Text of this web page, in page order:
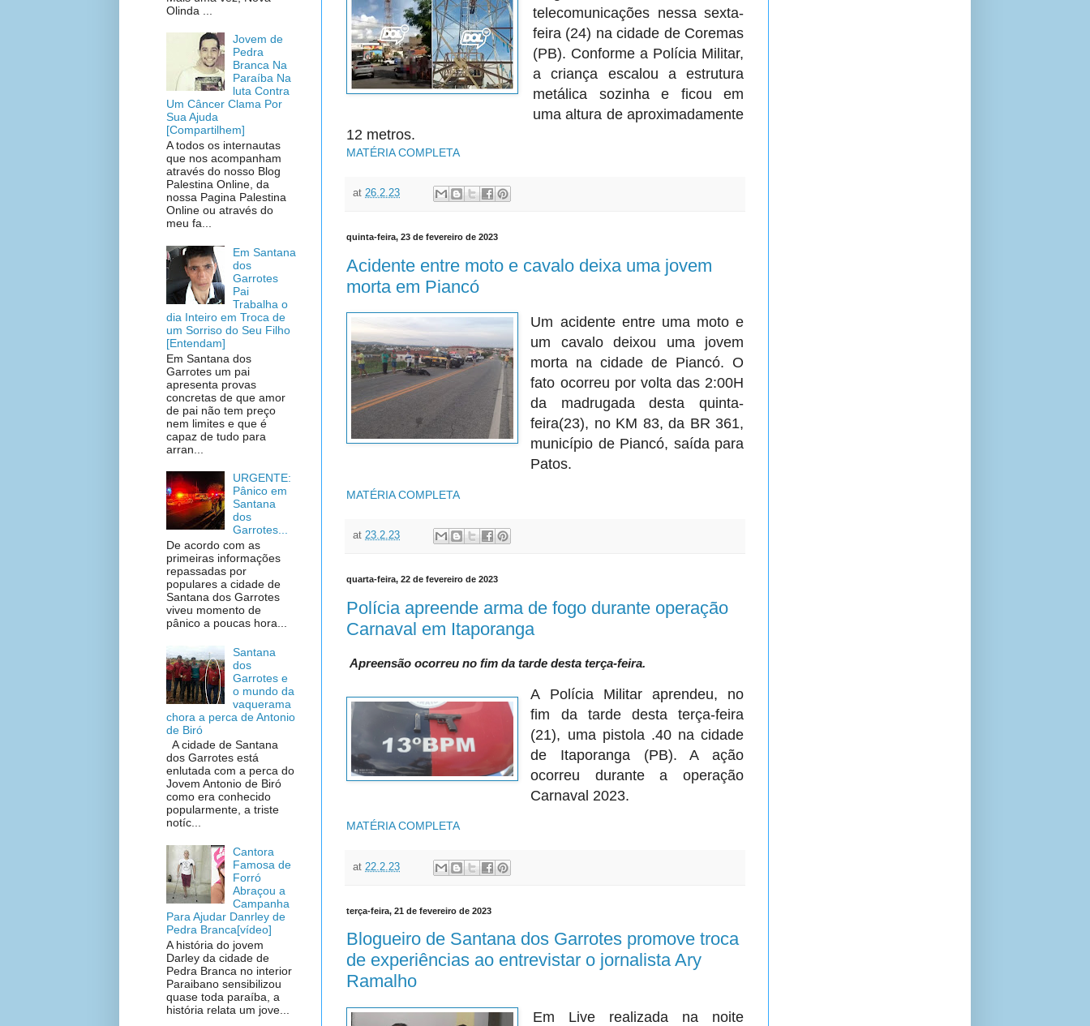
telecomunicações nessa sexta-
feira (24) na cidade de Coremas
(PB). Conforme a Polícia Militar,
a criança escalou a estrutura
metálica sozinha e ficou em
uma altura de aproximadamente
12 metros.
MATÉRIA COMPLETA
at 26.2.23
quinta-feira, 23 de fevereiro de 2023
Acidente entre moto e cavalo deixa uma jovem
morta em Piancó
Um acidente entre uma moto e
um cavalo deixou uma jovem
morta na cidade de Piancó. O
fato ocorreu por volta das 2:00H
da madrugada desta quinta-
feira(23), no KM 83, da BR 361,
município de Piancó, saída para
Patos.
MATÉRIA COMPLETA
at 23.2.23
quarta-feira, 22 de fevereiro de 2023
Polícia apreende arma de fogo durante operação
Carnaval em Itaporanga
Apreensão ocorreu no fim da tarde desta terça-feira.
A Polícia Militar aprendeu, no
fim da tarde desta terça-feira
(21), uma pistola .40 na cidade
de Itaporanga (PB). A ação
ocorreu durante a operação
Carnaval 2023.
MATÉRIA COMPLETA
at 22.2.23
terça-feira, 21 de fevereiro de 2023
Blogueiro de Santana dos Garrotes promove troca
de experiências ao entrevistar o jornalista Ary
Ramalho
Em Live realizada na noite
Olinda ...
Jovem de
Pedra
Branca Na
Paraíba Na
luta Contra
Um Câncer Clama Por
Sua Ajuda
[Compartilhem]
A todos os internautas
que nos acompanham
através do nosso Blog
Palestina Online, da
nossa Pagina Palestina
Online ou através do
meu fa...
Em Santana
dos
Garrotes
Pai
Trabalha o
dia Inteiro em Troca de
um Sorriso do Seu Filho
[Entendam]
Em Santana dos
Garrotes um pai
apresenta provas
concretas de que amor
de pai não tem preço
nem limites e que é
capaz de tudo para
arran...
URGENTE:
Pânico em
Santana
dos
Garrotes...
De acordo com as
primeiras informações
repassadas por
populares a cidade de
Santana dos Garrotes
viveu momento de
pânico a poucas hora...
Santana
dos
Garrotes e
o mundo da
vaquerama
chora a perca de Antonio
de Biró
A cidade de Santana
dos Garrotes está
enlutada com a perca do
Jovem Antonio de Biró
como era conhecido
popularmente, a triste
notíc...
Cantora
Famosa de
Forró
Abraçou a
Campanha
Para Ajudar Danrley de
Pedra Branca[vídeo]
A história do jovem
Darley da cidade de
Pedra Branca no interior
Paraibano sensibilizou
quase toda paraíba, a
história relata um jove...